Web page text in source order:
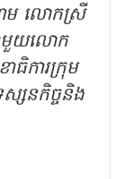
ាម លោកស្រី
មួយលោក
ធិការក្រុម
សនកិច្ចនិង